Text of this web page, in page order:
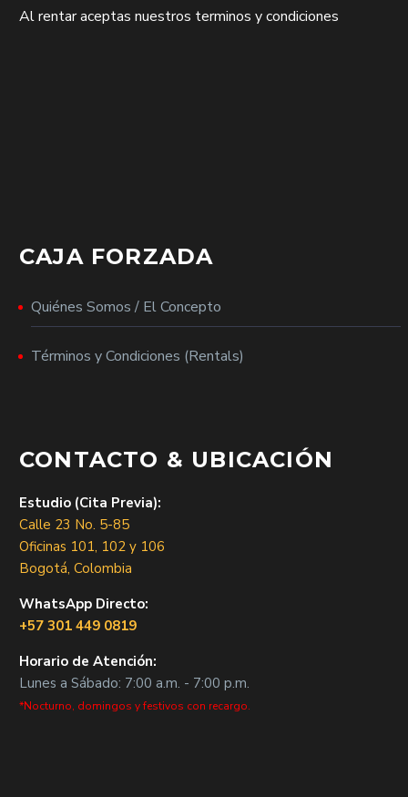
Al rentar aceptas nuestros terminos y condiciones
CAJA FORZADA
Quiénes Somos / El Concepto
Términos y Condiciones (Rentals)
CONTACTO & UBICACIÓN
Estudio (Cita Previa):
Calle 23 No. 5-85
Oficinas 101, 102 y 106
Bogotá, Colombia
WhatsApp Directo:
+57 301 449 0819
Horario de Atención:
Lunes a Sábado: 7:00 a.m. - 7:00 p.m.
*Nocturno, domingos y festivos con recargo.